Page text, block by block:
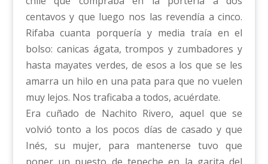
centavos y que luego nos las revendía a cinco.
Rifaba cuanta porquería y media traía en el
bolso: canicas ágata, trompos y zumbadores y
hasta mayates verdes, de esos a los que se les
amarra un hilo en una pata para que no vuelen
muy lejos. Nos traficaba a todos, acuérdate.
Era cuñado de Nachito Rivero, aquel que se
volvió tonto a los pocos días de casado y que
Inés, su mujer, para mantenerse tuvo que